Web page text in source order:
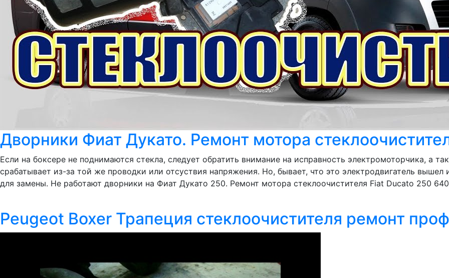
Дворники Фиат Дукато. Ремонт мотора
Если на боксере не поднимаются стекла, следует обратить внимание на исправность электромоторчика, а
срабатывает из-за той же проводки или отсуствия напряжения. Но, бывает, что это электродвигатель вышел
для замены. Не работают дворники на Фиат Дукато 250. Ремонт мотора стеклоочистителя Fiat Ducato 250
Peugeot Boxer Трапеция стеклоочистителя ремонт